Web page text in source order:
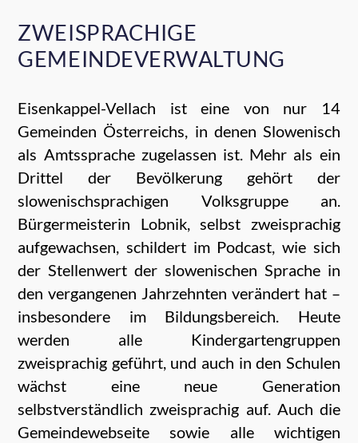
ZWEISPRACHIGE
GEMEINDEVERWALTUNG
Eisenkappel-Vellach ist eine von nur 14
Gemeinden Österreichs, in denen Slowenisch
als Amtssprache zugelassen ist. Mehr als ein
Drittel der Bevölkerung gehört der
slowenischsprachigen Volksgruppe an.
Bürgermeisterin Lobnik, selbst zweisprachig
aufgewachsen, schildert im Podcast, wie sich
der Stellenwert der slowenischen Sprache in
den vergangenen Jahrzehnten verändert hat –
insbesondere im Bildungsbereich. Heute
werden alle Kindergartengruppen
zweisprachig geführt, und auch in den Schulen
wächst eine neue Generation
selbstverständlich zweisprachig auf. Auch die
Gemeindewebseite sowie alle wichtigen